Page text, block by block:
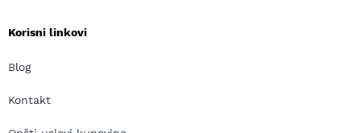
Korisni linkovi
Blog
Kontakt